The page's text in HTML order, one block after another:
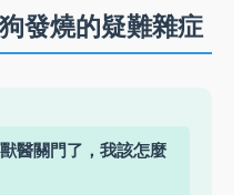
發燒的疑難雜症
醫關門了，我該怎麼